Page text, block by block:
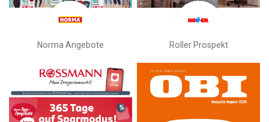
Norma Angebote Roller Prospekt